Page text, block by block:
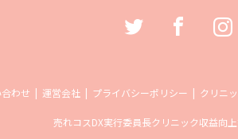
わせ 運営会社 プライバシーポリシー クリニ
売れコスDX実行委員長クリニック収益向